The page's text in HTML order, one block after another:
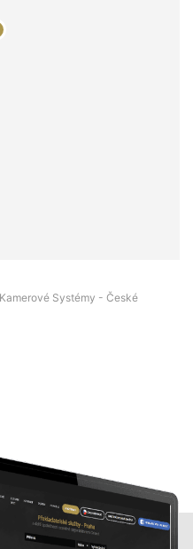
Systémy - České